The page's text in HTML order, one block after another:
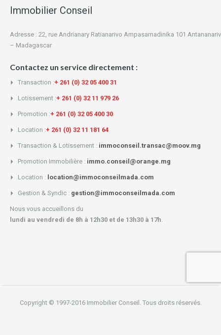
Immobilier Conseil
Adresse : 22, rue Andrianary Ratianarivo Ampasamadinika 101
– Madagascar
Contactez un service directement :
Transaction :+ 261 (0) 32 05 400 31
Lotissement :+ 261 (0) 32 11 979 26
Promotion :+ 261 (0) 32 05 400 30
Location :+ 261 (0) 32 11 181 64
Transaction & Lotissement : immoconseil.transac@moov.mg
Promotion Immobilière : immo.conseil@orange.mg
Location : location@immoconseilmada.com
Gestion & Syndic : gestion@immoconseilmada.com
Nous vous accueillons du
lundi au vendredi de 8h à 12h30 et de 13h30 à 17h
Copyright © 1997-2016 Immobilier Conseil. Tous droits réservés.